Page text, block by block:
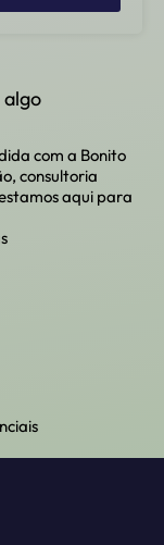
com a Bonito
consultoria
aqui para